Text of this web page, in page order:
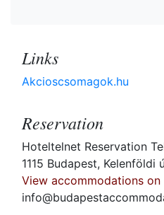
Links
Akcioscsomagok.hu
Reservation
Hoteltelnet Reservation
1115 Budapest, Kelenföldi
View accommodations on